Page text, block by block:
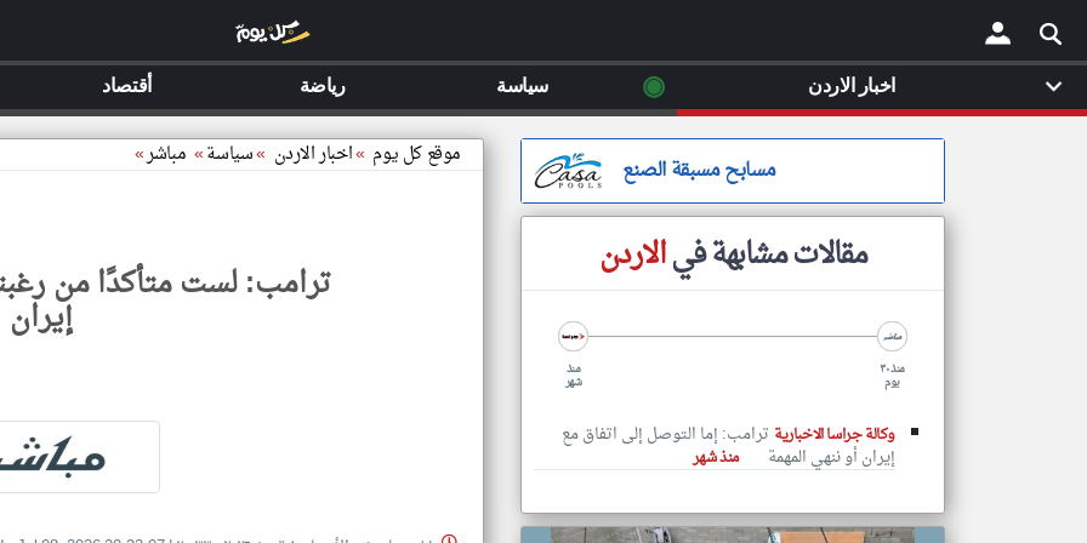
× موقع كل يوم »اخبار الاردن »سياسة» مباشر»
ترامب: لست متأكدًا من
إيران
مسابح مسبقة الصنع
مقالات مشابهة فيالاردن
منذ
شهر
منذ ٣٠
يوم
وكالة جراسا الاخبارية ترامب: إما التوصل إلى اتفاق مع
إيران أو ننهي المهمة منذ شهر
اخبار الاردن ◉ سياسة رياضة أقتصاد